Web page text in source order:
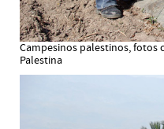
Campesinos palestinos, fotos
Palestina